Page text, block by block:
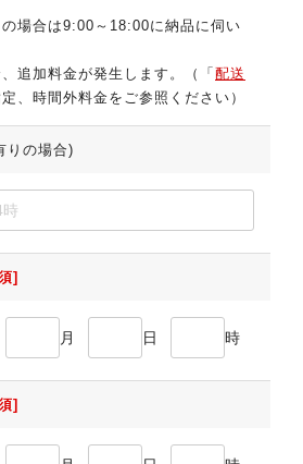
場合は9:00～18:00に納品に伺い
追加料金が発生します。（「 配送
、時間外料金をご参照ください）
りの場合)
]
月 日 時
]